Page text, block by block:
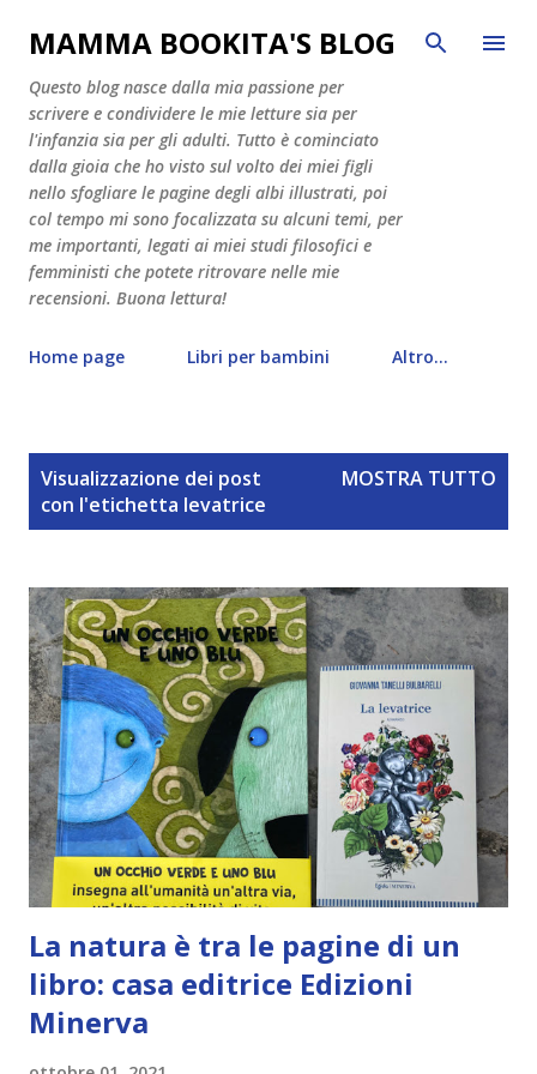
Passa ai contenuti principali
MAMMA BOOKITA'S BLOG
Questo blog nasce dalla mia passione per
scrivere e condividere le mie letture sia per
l'infanzia sia per gli adulti. Tutto è cominciato
dalla gioia che ho visto sul volto dei miei figli
nello sfogliare le pagine degli albi illustrati, poi
col tempo mi sono focalizzata su alcuni temi, per
me importanti, legati ai miei studi filosofici e
femministi che potete ritrovare nelle mie
recensioni. Buona lettura!
Home page Libri per bambini Altro…
Visualizzazione dei post
con l'etichetta levatrice
MOSTRA TUTTO
La natura è tra le pagine di un
libro: casa editrice Edizioni
Minerva